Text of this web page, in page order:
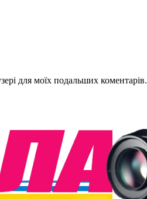
для моїх подальших коментарів.